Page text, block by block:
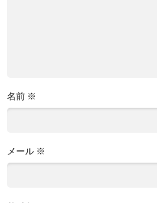
名前 ※
メール ※